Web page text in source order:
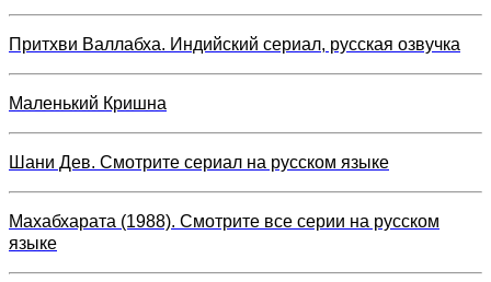
Притхви Валлабха. Индийский сериал, русская озвучка
Маленький Кришна
Шани Дев. Смотрите сериал на русском языке
Махабхарата (1988). Смотрите все серии на русском
языке